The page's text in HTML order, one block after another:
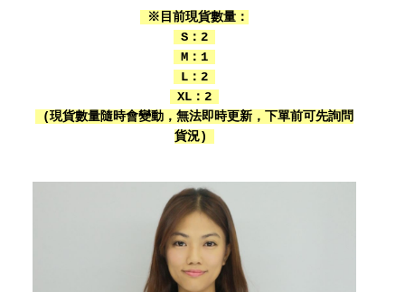
※目前現貨數量：
S：2
M：1
L：2
XL：2
(現貨數量隨時會變動，無法即時更新，下單前可先詢問
貨況)